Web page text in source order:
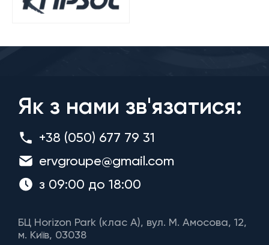
Як з нами зв'язатися:
+38 (050) 677 79 31
ervgroupe@gmail.com
з 09:00 до 18:00
БЦ Horizon Park (клас A), вул. М. Амосова, 12,
м. Київ, 03038